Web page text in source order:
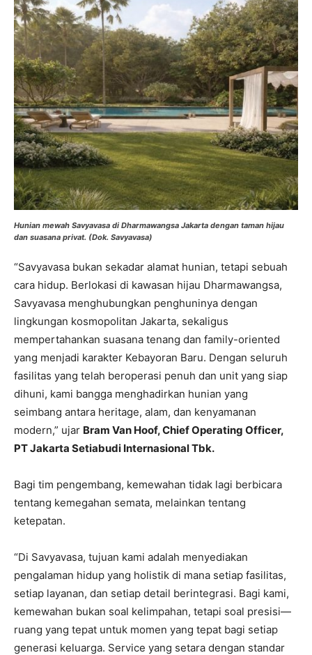
Hunian mewah Savyavasa di Dharmawangsa Jakarta dengan taman hijau
dan suasana privat. (Dok. Savyavasa)
“Savyavasa bukan sekadar alamat hunian, tetapi sebuah
cara hidup. Berlokasi di kawasan hijau Dharmawangsa,
Savyavasa menghubungkan penghuninya dengan
lingkungan kosmopolitan Jakarta, sekaligus
mempertahankan suasana tenang dan family-oriented
yang menjadi karakter Kebayoran Baru. Dengan seluruh
fasilitas yang telah beroperasi penuh dan unit yang siap
dihuni, kami bangga menghadirkan hunian yang
seimbang antara heritage, alam, dan kenyamanan
modern,” ujar Bram Van Hoof, Chief Operating Officer,
PT Jakarta Setiabudi Internasional Tbk.
Bagi tim pengembang, kemewahan tidak lagi berbicara
tentang kemegahan semata, melainkan tentang
ketepatan.
“Di Savyavasa, tujuan kami adalah menyediakan
pengalaman hidup yang holistik di mana setiap fasilitas,
setiap layanan, dan setiap detail berintegrasi. Bagi kami,
kemewahan bukan soal kelimpahan, tetapi soal presisi—
ruang yang tepat untuk momen yang tepat bagi setiap
generasi keluarga. Service yang setara dengan standar